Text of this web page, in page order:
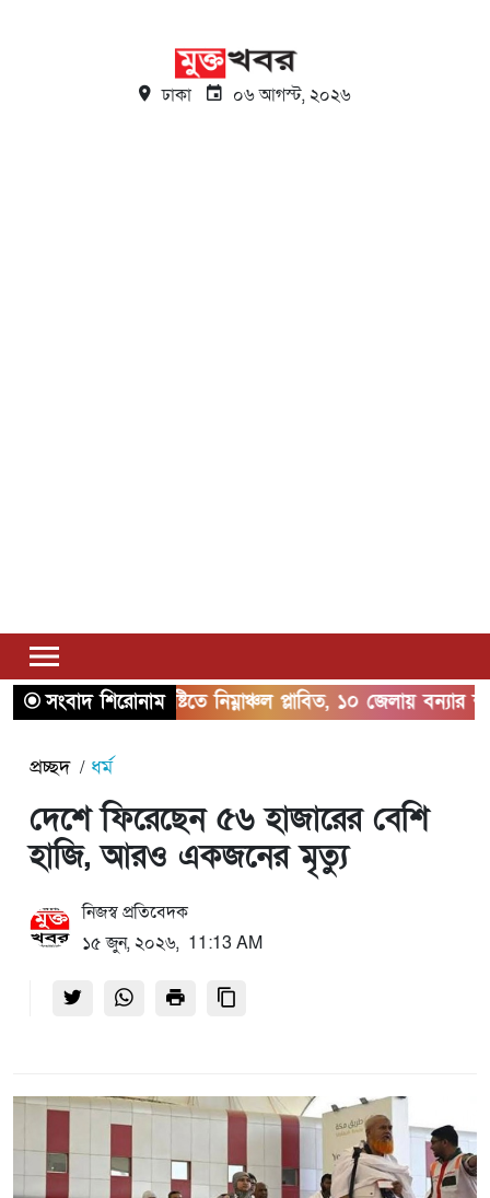
ঢাকা ০৬ আগস্ট, ২০২৬
সংবাদ শিরোনাম
ভারি বৃষ্টিতে নিম্নাঞ্চল প্লাবিত, ১০ জেলায় বন্যার শঙ্কা
প্রচ্ছদ ধর্ম
দেশে ফিরেছেন ৫৬ হাজারের বেশি
হাজি, আরও একজনের মৃত্যু
নিজস্ব প্রতিবেদক
১৫ জুন, ২০২৬, 11:13 AM